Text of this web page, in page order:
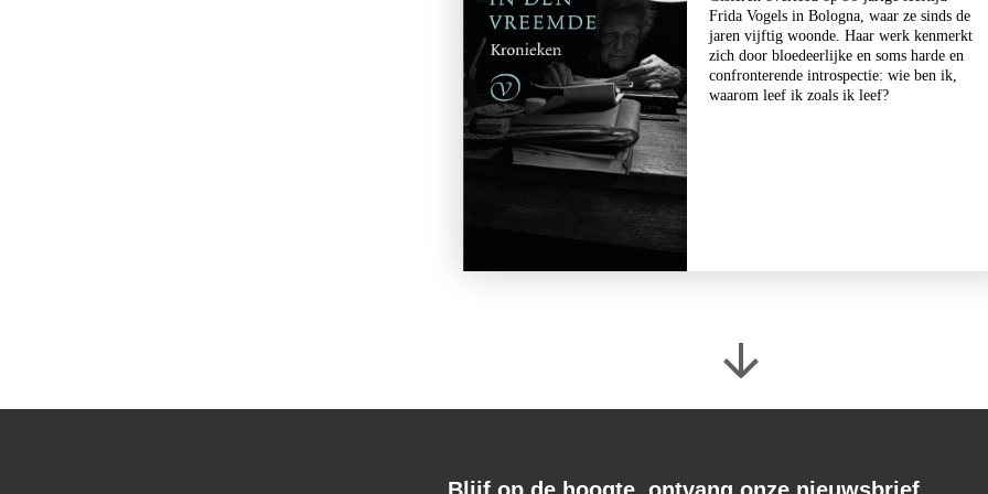
Reinhard Kaiser-Mühlecker
Brandende velden
Frida Vogels in Bologna, waar ze sinds de
jaren vijftig woonde. Haar werk kenmerkt
zich door bloedeerlijke en soms harde en
confronterende introspectie: wie ben ik,
waarom leef ik zoals ik leef?